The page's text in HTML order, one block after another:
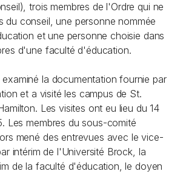
trois membres de l'Ordre qui ne
du conseil, une personne nommée
et une personne choisie dans
d'une faculté d'éducation.
la documentation fournie par
et a visité les campus de St.
Les visites ont eu lieu du 14
Les membres du sous-comité
mené des entrevues avec le vice-
intérim de l'Université Brock, la
de la faculté d'éducation, le doyen